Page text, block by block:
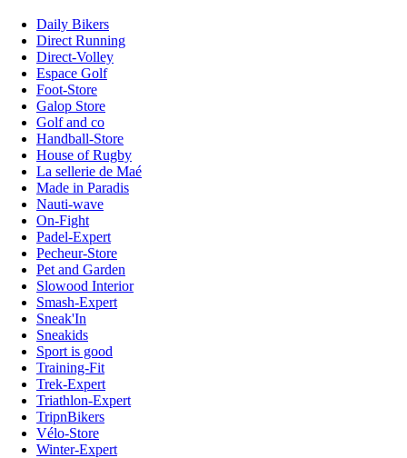
Daily Bikers
Direct Running
Direct-Volley
Espace Golf
Foot-Store
Galop Store
Golf and co
Handball-Store
House of Rugby
La sellerie de Maé
Made in Paradis
Nauti-wave
On-Fight
Padel-Expert
Pecheur-Store
Pet and Garden
Slowood Interior
Smash-Expert
Sneak'In
Sneakids
Sport is good
Training-Fit
Trek-Expert
Triathlon-Expert
TripnBikers
Vélo-Store
Winter-Expert